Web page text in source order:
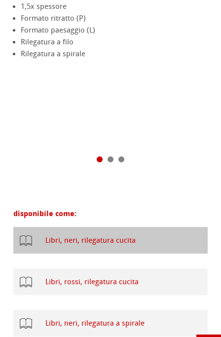
1,5x spessore
Formato ritratto (P)
Formato paesaggio (L)
Rilegatura a filo
Rilegatura a spirale
disponibile come:
Libri, neri, rilegatura cucita
Libri, rossi, rilegatura cucita
Libri, neri, rilegatura a spirale